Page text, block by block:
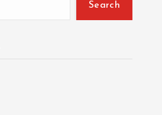
Search